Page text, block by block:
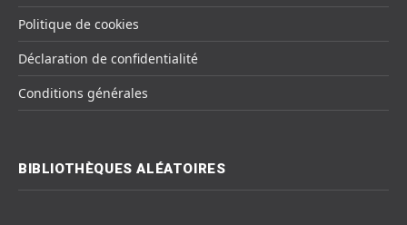
Politique de cookies
Déclaration de confidentialité
Conditions générales
BIBLIOTHÈQUES ALÉATOIRES